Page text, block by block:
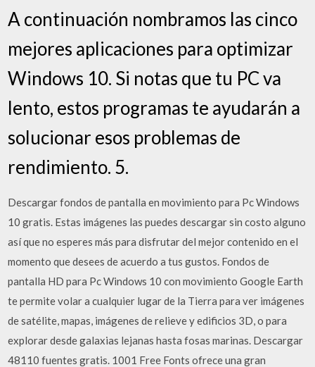
A continuación nombramos las cinco
mejores aplicaciones para optimizar
Windows 10. Si notas que tu PC va
lento, estos programas te ayudarán a
solucionar esos problemas de
rendimiento. 5.
Descargar fondos de pantalla en movimiento para Pc Windows
10 gratis. Estas imágenes las puedes descargar sin costo alguno
así que no esperes más para disfrutar del mejor contenido en el
momento que desees de acuerdo a tus gustos. Fondos de
pantalla HD para Pc Windows 10 con movimiento Google Earth
te permite volar a cualquier lugar de la Tierra para ver imágenes
de satélite, mapas, imágenes de relieve y edificios 3D, o para
explorar desde galaxias lejanas hasta fosas marinas. Descargar
48110 fuentes gratis. 1001 Free Fonts ofrece una gran